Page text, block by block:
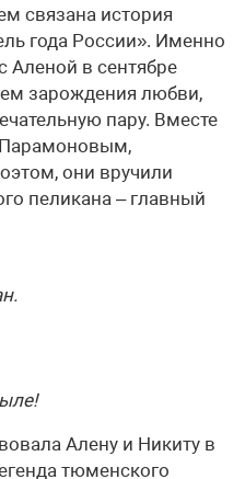
связана история
года России». Именно
Аленой в сентябре
зарождения любви,
пару. Вместе
они вручили
пеликана – главный
Алену и Никиту в
тюменского